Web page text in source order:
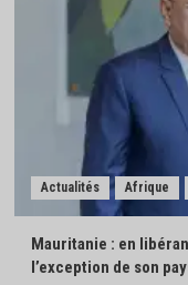
Actualités Afrique
Mauritanie : en
l’exception de son